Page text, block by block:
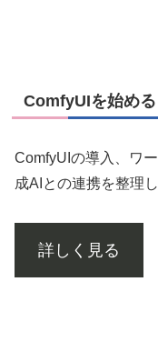
ComfyUIを始める
ComfyUIの導入、ワ
成AIとの連携を整理し
詳しく見る